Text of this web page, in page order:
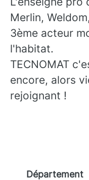
Merlin,
3ème acteur
l'habitat.
TECNOMAT
encore, alors
rejoignant !
Département